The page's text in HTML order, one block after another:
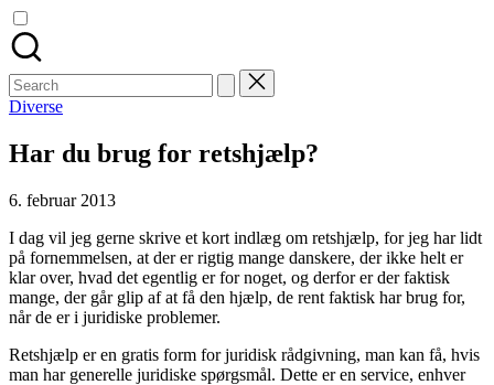
Search
for:
Posted
Diverse
Har du brug for retshjælp?
6. februar 2013
I dag vil jeg gerne skrive et kort indlæg om retshjælp, for jeg har lidt
på fornemmelsen, at der er rigtig mange danskere, der ikke helt er
klar over, hvad det egentlig er for noget, og derfor er der faktisk
mange, der går glip af at få den hjælp, de rent faktisk har brug for,
når de er i juridiske problemer.
Retshjælp er en gratis form for juridisk rådgivning, man kan få, hvis
man har generelle juridiske spørgsmål. Dette er en service, enhver